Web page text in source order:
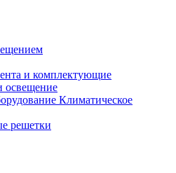
и комплектующие
Климатическое
решетки